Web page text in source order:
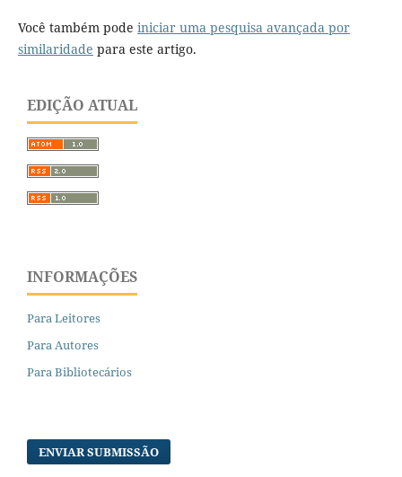
Você também pode iniciar uma pesquisa avançada por
similaridade para este artigo.
EDIÇÃO ATUAL
INFORMAÇÕES
Para Leitores
Para Autores
Para Bibliotecários
ENVIAR SUBMISSÃO